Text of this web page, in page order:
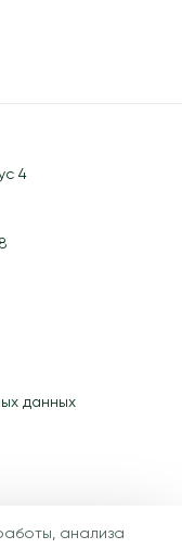
4
данных
сайте, носят
анализа